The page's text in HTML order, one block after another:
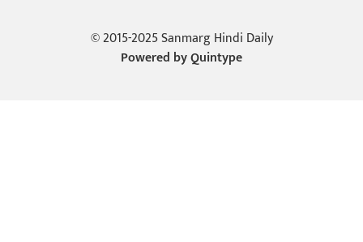
© 2015-2025 Sanmarg Hindi Daily
Powered byQuintype